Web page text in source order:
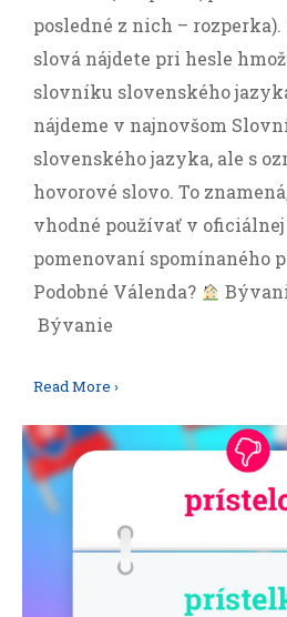
posledné z nich –
slová nájdete pri hesle
slovníku slovenského
nájdeme v najnovšom
slovenského jazyka, ale s
hovorové slovo. To
vhodné používať v
pomenovaní spomínaného
Podobné Válenda?
Bývanie
Read More ›